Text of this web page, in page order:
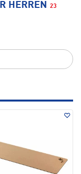
HERREN 23